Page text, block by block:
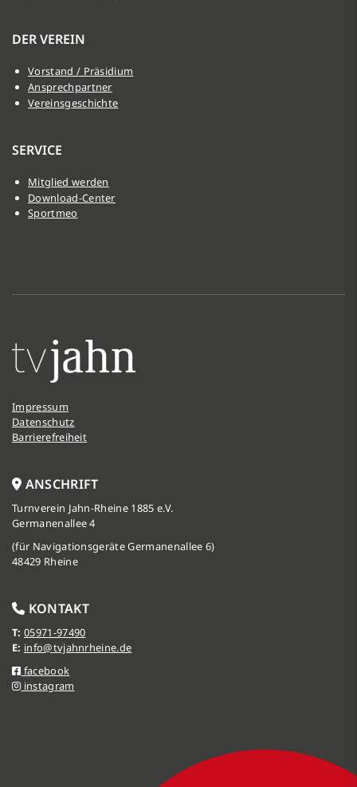
DER VEREIN
Vorstand / Präsidium
Ansprechpartner
Vereinsgeschichte
SERVICE
Mitglied werden
Download-Center
Sportmeo
Impressum
Datenschutz
Barrierefreiheit
ANSCHRIFT
Turnverein Jahn-Rheine 1885 e.V.
Germanenallee 4
(für Navigationsgeräte Germanenallee 6)
48429 Rheine
KONTAKT
T: 05971-97490
E: info@tvjahnrheine.de
facebook
instagram